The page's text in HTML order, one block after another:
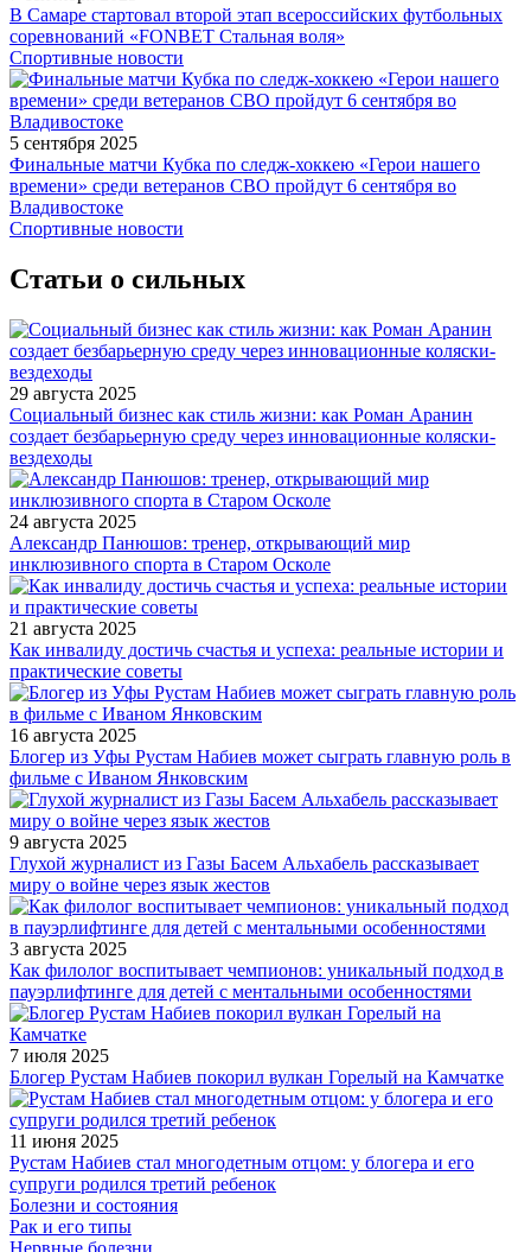
В Самаре стартовал второй этап всероссийских футбольных
соревнований «FONBET Стальная воля»
Спортивные новости
5 сентября 2025
Финальные матчи Кубка по следж-хоккею «Герои нашего
времени» среди ветеранов СВО пройдут 6 сентября во
Владивостоке
Спортивные новости
Статьи о сильных
29 августа 2025
Социальный бизнес как стиль жизни: как Роман Аранин
создает безбарьерную среду через инновационные коляски-
вездеходы
24 августа 2025
Александр Панюшов: тренер, открывающий мир
инклюзивного спорта в Старом Осколе
21 августа 2025
Как инвалиду достичь счастья и успеха: реальные истории и
практические советы
16 августа 2025
Блогер из Уфы Рустам Набиев может сыграть главную роль в
фильме с Иваном Янковским
9 августа 2025
Глухой журналист из Газы Басем Альхабель рассказывает
миру о войне через язык жестов
3 августа 2025
Как филолог воспитывает чемпионов: уникальный подход в
пауэрлифтинге для детей с ментальными особенностями
7 июля 2025
Блогер Рустам Набиев покорил вулкан Горелый на Камчатке
11 июня 2025
Рустам Набиев стал многодетным отцом: у блогера и его
супруги родился третий ребенок
Болезни и состояния
Рак и его типы